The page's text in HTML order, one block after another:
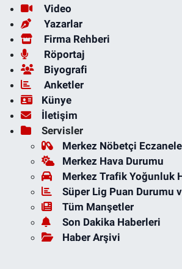
Video
Yazarlar
Firma Rehberi
Röportaj
Biyografi
Anketler
Künye
İletişim
Servisler
Merkez Nöbetçi
Merkez Hava Durumu
Merkez Trafik Yoğunluk
Süper Lig Puan Durumu
Tüm Manşetler
Son Dakika Haberleri
Haber Arşivi